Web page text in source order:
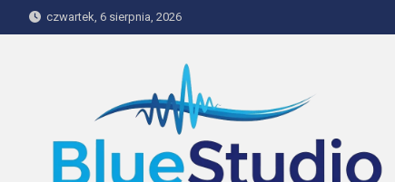
to
czwartek, 6 sierpnia, 2026